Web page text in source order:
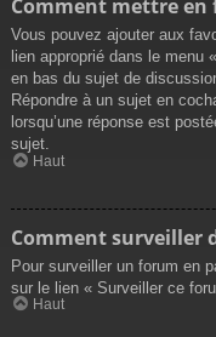
Comment mettre en
Vous pouvez ajouter aux
lien approprié dans le
en bas du sujet de
Répondre à un sujet en
lorsqu’une réponse est
sujet.
Haut
Comment surveiller
Pour surveiller un forum en
sur le lien « Surveiller ce
Haut